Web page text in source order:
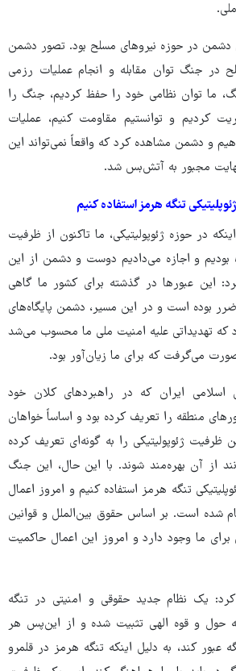
دشمن در حوزه نیروهای مسلح بود. تصور دشمن
در جنگ توان مقابله و انجام عملیات رزمی
اما تا روز ۴۰ جنگ، ما توان نظامی خود را حفظ کردیم، جنگ را
کردیم و توانستیم مقاومت کنیم، عملیات
و دشمن مشاهده کرد که واقعاً نمی‌تواند این
مجبور به آتش‌بس شد.
تنگه هرمز استفاده کنیم
در حوزه ژئوپولیتیکی، ما تاکنون از ظرفیت
بودیم و اجازه می‌دادیم دوست و دشمن از این
این عبورها در گذشته برای کشور ما گاهی
بوده است و در این مسیر، دشمن پایگاه‌های
که تهدیداتی علیه امنیت ملی ما محسوب می‌شد
می‌گرفت که برای ما زیان‌آور بود.
ایران که در راهبردهای کلان خود
منطقه را تعریف کرده بود و اساساً خواهان
ظرفیت ژئوپولیتیکی را به گونه‌ای تعریف کرده
از آن بهره‌مند شوند. با این حال، این جنگ
تنگه هرمز استفاده کنیم و امروز اعمال
شده است. بر اساس حقوق بین‌الملل و قوانین
برای ما وجود دارد و امروز این اعمال حاکمیت
یک نظام جدید حقوقی و امنیتی در تنگه
حول و قوه الهی تثبیت شده و از این‌پس هر
عبور کند، به دلیل اینکه تنگه هرمز در قلمرو